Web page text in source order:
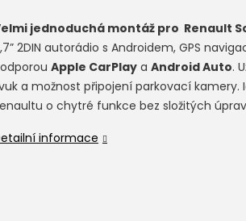
jednoduchá montáž pro Renault
2DIN autorádio s Androidem, GPS
Apple CarPlay a Android Auto.
a možnost připojení parkovací
o chytré funkce bez složitých
informace